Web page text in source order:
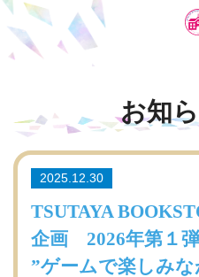
お知
2025.12.30
TSUTAYA
企画 2026年第１弾
”ゲームで楽しみ